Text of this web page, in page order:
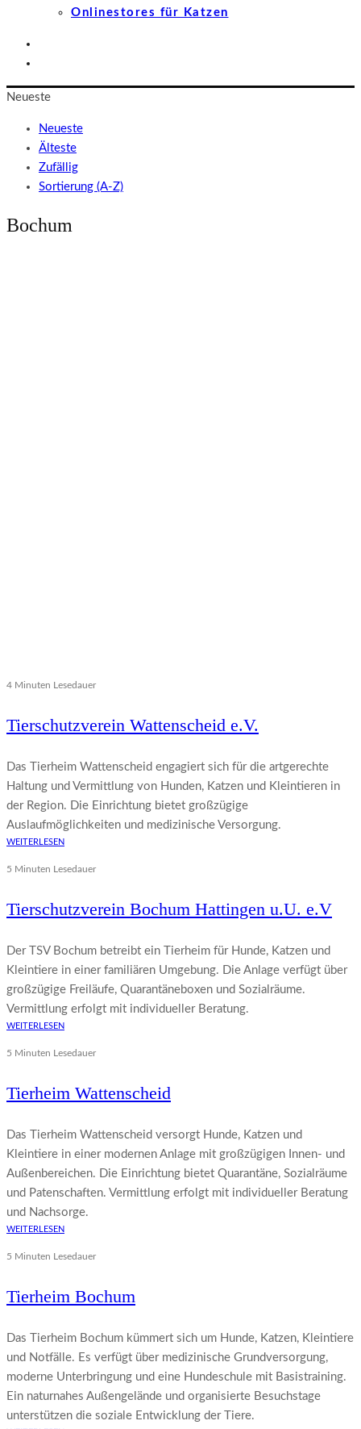
Onlinestores für Katzen
Neueste
Neueste
Älteste
Zufällig
Sortierung (A-Z)
Bochum
4 Minuten Lesedauer
Tierschutzverein Wattenscheid e.V.
Das Tierheim Wattenscheid engagiert sich für die artgerechte
Haltung und Vermittlung von Hunden, Katzen und Kleintieren in
der Region. Die Einrichtung bietet großzügige
Auslaufmöglichkeiten und medizinische Versorgung.
WEITERLESEN
5 Minuten Lesedauer
Tierschutzverein Bochum Hattingen u.U. e.V
Der TSV Bochum betreibt ein Tierheim für Hunde, Katzen und
Kleintiere in einer familiären Umgebung. Die Anlage verfügt über
großzügige Freiläufe, Quarantäneboxen und Sozialräume.
Vermittlung erfolgt mit individueller Beratung.
WEITERLESEN
5 Minuten Lesedauer
Tierheim Wattenscheid
Das Tierheim Wattenscheid versorgt Hunde, Katzen und
Kleintiere in einer modernen Anlage mit großzügigen Innen- und
Außenbereichen. Die Einrichtung bietet Quarantäne, Sozialräume
und Patenschaften. Vermittlung erfolgt mit individueller Beratung
und Nachsorge.
WEITERLESEN
5 Minuten Lesedauer
Tierheim Bochum
Das Tierheim Bochum kümmert sich um Hunde, Katzen, Kleintiere
und Notfälle. Es verfügt über medizinische Grundversorgung,
moderne Unterbringung und eine Hundeschule mit Basistraining.
Ein naturnahes Außengelände und organisierte Besuchstage
unterstützen die soziale Entwicklung der Tiere.